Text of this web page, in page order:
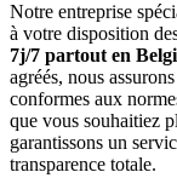
Notre entreprise
à votre disposition
7j/7 partout en
agréés, nous
conformes aux
que vous souhaitiez
garantissons un
transparence totale.